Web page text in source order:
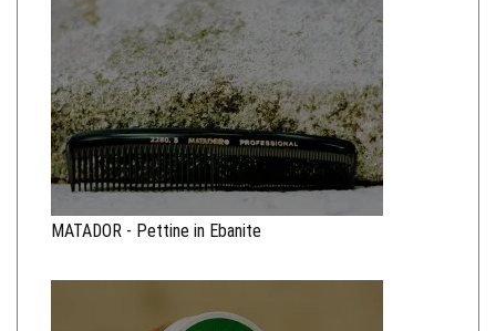
MATADOR - Pettine in Ebanite